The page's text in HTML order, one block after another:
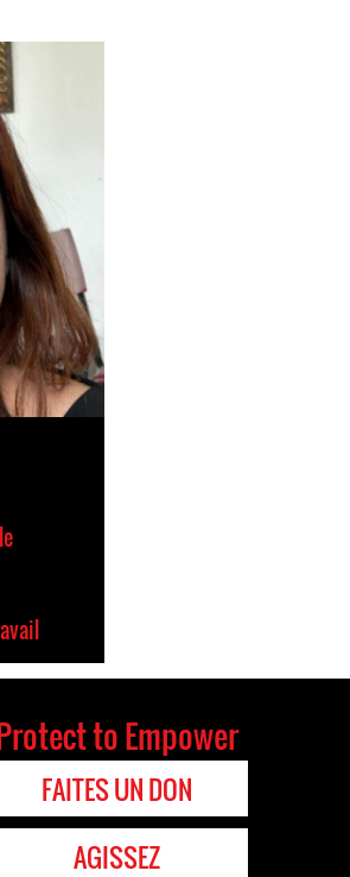
to Empower
FAITES UN DON
AGISSEZ